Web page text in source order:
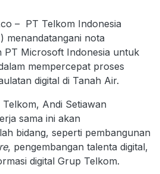
– PT Telkom Indonesia
menandatangani nota
PT Microsoft Indonesia untuk
mempercepat proses
digital di Tanah Air.
Andi Setiawan
sama ini akan
bidang, seperti pembangunan
, pengembangan talenta digital,
digital Grup Telkom.